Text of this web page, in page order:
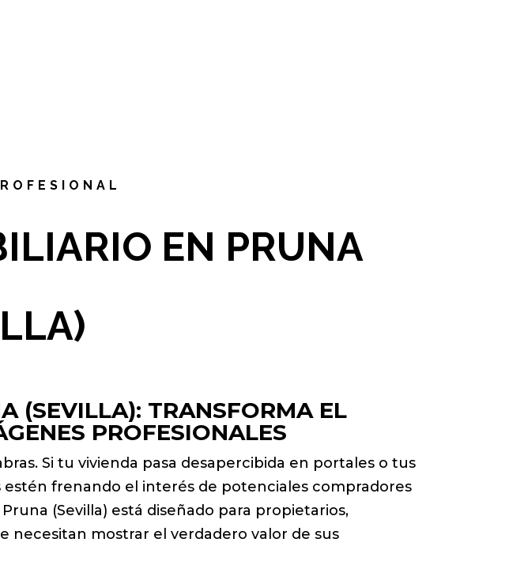
EN PRUNA
(SEVILLA): TRANSFORMA EL
PROFESIONALES
Si tu vivienda pasa desapercibida en portales o tus
estén frenando el interés de potenciales compradores
(Sevilla) está diseñado para propietarios,
necesitan mostrar el verdadero valor de sus